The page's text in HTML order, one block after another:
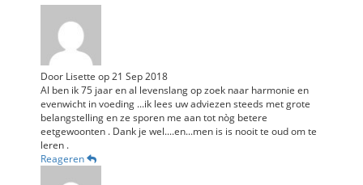
Door Lisette op21 Sep 2018
Al ben ik 75 jaar en al levenslang op zoek naar harmonie en
evenwicht in voeding ...ik lees uw adviezen steeds met grote
belangstelling en ze sporen me aan tot nòg betere
eetgewoonten . Dank je wel....en...men is is nooit te oud om te
leren .
Reageren